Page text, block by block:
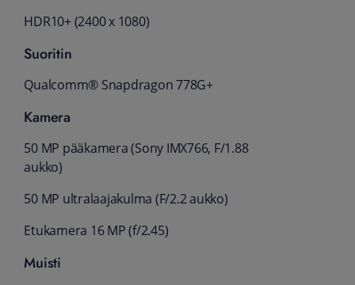
HDR10+ (2400 x 1080)
Suoritin
Qualcomm® Snapdragon 778G+
Kamera
50 MP pääkamera (Sony IMX766, F/1.88
aukko)
50 MP ultralaajakulma (F/2.2 aukko)
Etukamera 16 MP (f/2.45)
Muisti